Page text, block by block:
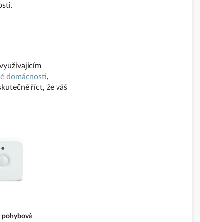
domácnosti,
říct, že váš
pohybové